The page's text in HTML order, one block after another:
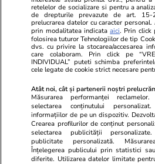
Cine poate retrage banii din
contul unei persoane
Lifestyle
Ce este pământul de
retelelor de socializare si pentru a
de drepturile prevazute de art.
prelucrarea datelor cu caracter
prin modalitatea indicataaici. Prin click
folosirea tuturor Tehnologiilor de tip
dvs. cu privire la stocarea/accesarea
care colaboram. Prin click pe
INDIVIDUAL” puteti schimba
cele legate de cookie strict necesare
Atât noi, cât și partenerii noștri
Măsurarea performanței
selectarea conținutului
informațiilor de pe un dispozitiv.
Crearea profilurilor de conținut
selectarea publicității
publicitate personalizată.
Înțelegerea publicului prin statistici
diferite. Utilizarea datelor limitate